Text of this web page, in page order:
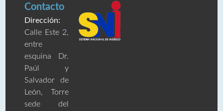
Contacto
Dirección:
Calle Este 2,
entre
esquina Dr.
Paúl y
Salvador de
León, Torre
sede del